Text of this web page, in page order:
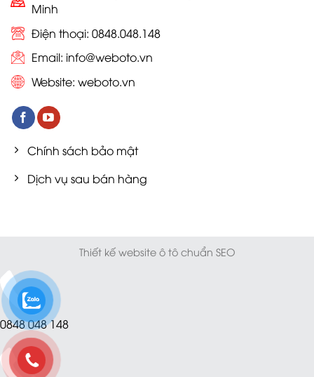
Minh
Điện thoại: 0848.048.148
Email: info@weboto.vn
Website: weboto.vn
Chính sách bảo mật
Dịch vụ sau bán hàng
Thiết kế website ô tô chuẩn SEO
0848 048 148